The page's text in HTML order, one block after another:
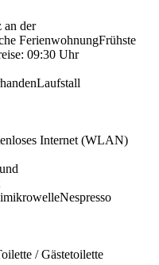
an der
FerienwohnungFrühste
09:30 Uhr
Laufstall
Internet (WLAN)
Nespresso
/ Gästetoilette